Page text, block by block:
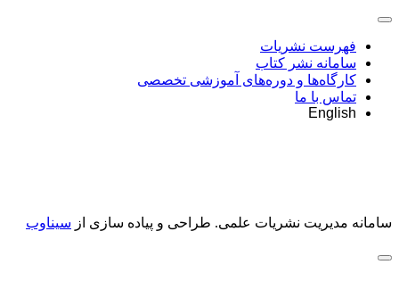
فهرست نشریات
سامانه نشر کتاب
کارگاه‌ها و دوره‌های آموزشی تخصصی
تماس با ما
English
سامانه مدیریت نشریات علمی. طراحی و پیاده سازی از سیناوب